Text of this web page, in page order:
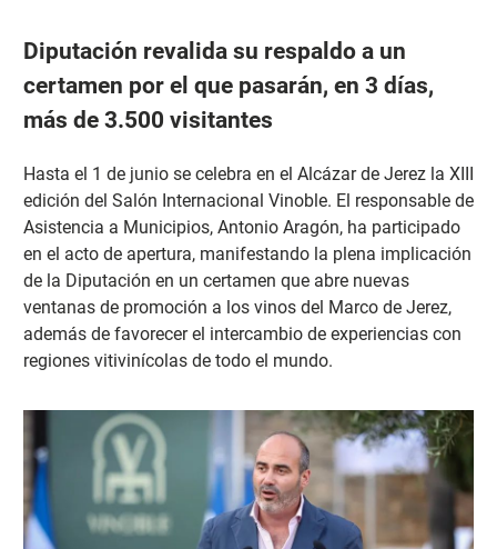
Diputación revalida su respaldo a un
certamen por el que pasarán, en 3 días,
más de 3.500 visitantes
Hasta el 1 de junio se celebra en el Alcázar de Jerez la XIII
edición del Salón Internacional Vinoble. El responsable de
Asistencia a Municipios, Antonio Aragón, ha participado
en el acto de apertura, manifestando la plena implicación
de la Diputación en un certamen que abre nuevas
ventanas de promoción a los vinos del Marco de Jerez,
además de favorecer el intercambio de experiencias con
regiones vitivinícolas de todo el mundo.